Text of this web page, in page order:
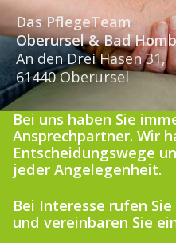
Das PflegeTeam
Oberursel & Bad
An den Drei Hasen 31,
61440 Oberursel
Bei uns haben Sie
Ansprechpartner. Wir
Entscheidungswege
jeder Angelegenheit.
Bei Interesse rufen
und vereinbaren Sie